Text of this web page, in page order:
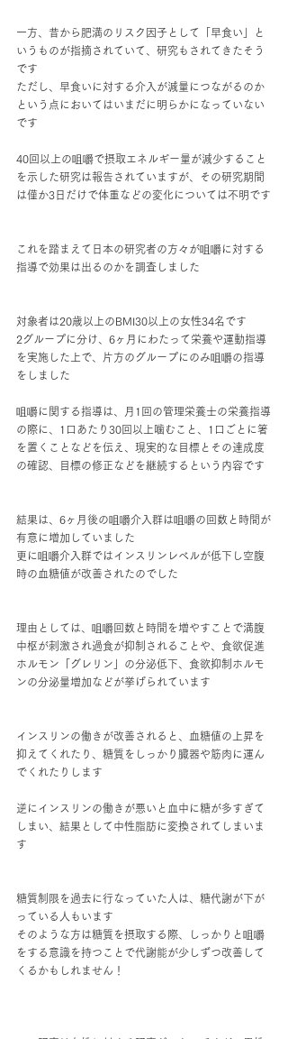
一方、昔から肥満のリスク因子として「早食い」と
いうものが指摘されていて、研究もされてきたそう
です
ただし、早食いに対する介入が減量につながるのか
という点においてはいまだに明らかになっていない
です
40回以上の咀嚼で摂取エネルギー量が減少すること
を示した研究は報告されていますが、その研究期間
は僅か3日だけで体重などの変化については不明です
これを踏まえて日本の研究者の方々が咀嚼に対する
指導で効果は出るのかを調査しました
対象者は20歳以上のBMI30以上の女性34名です
2グループに分け、6ヶ月にわたって栄養や運動指導
を実施した上で、片方のグループにのみ咀嚼の指導
をしました
咀嚼に関する指導は、月1回の管理栄養士の栄養指導
の際に、1口あたり30回以上噛むこと、1口ごとに箸
を置くことなどを伝え、現実的な目標とその達成度
の確認、目標の修正などを継続するという内容です
結果は、6ヶ月後の咀嚼介入群は咀嚼の回数と時間が
有意に増加していました
更に咀嚼介入群ではインスリンレベルが低下し空腹
時の血糖値が改善されたのでした
理由としては、咀嚼回数と時間を増やすことで満腹
中枢が刺激され過食が抑制されることや、食欲促進
ホルモン「グレリン」の分泌低下、食欲抑制ホルモ
ンの分泌量増加などが挙げられています
インスリンの働きが改善されると、血糖値の上昇を
抑えてくれたり、糖質をしっかり臓器や筋肉に運ん
でくれたりします
逆にインスリンの働きが悪いと血中に糖が多すぎて
しまい、結果として中性脂肪に変換されてしまいま
す
糖質制限を過去に行なっていた人は、糖代謝が下が
っている人もいます
そのような方は糖質を摂取する際、しっかりと咀嚼
をする意識を持つことで代謝能が少しずつ改善して
くるかもしれません！